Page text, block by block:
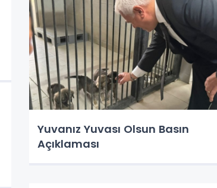
Yuvanız Yuvası Olsun Basın
Açıklaması